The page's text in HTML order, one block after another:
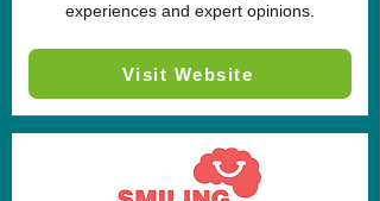
experiences and expert opinions.
Visit Website